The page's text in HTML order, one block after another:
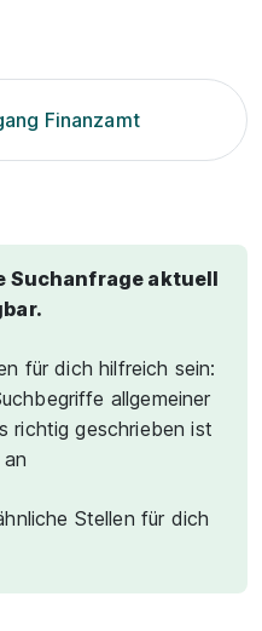
Finanzamt
Suchanfrage aktuell
für dich hilfreich sein:
allgemeiner
richtig geschrieben ist
Stellen für dich